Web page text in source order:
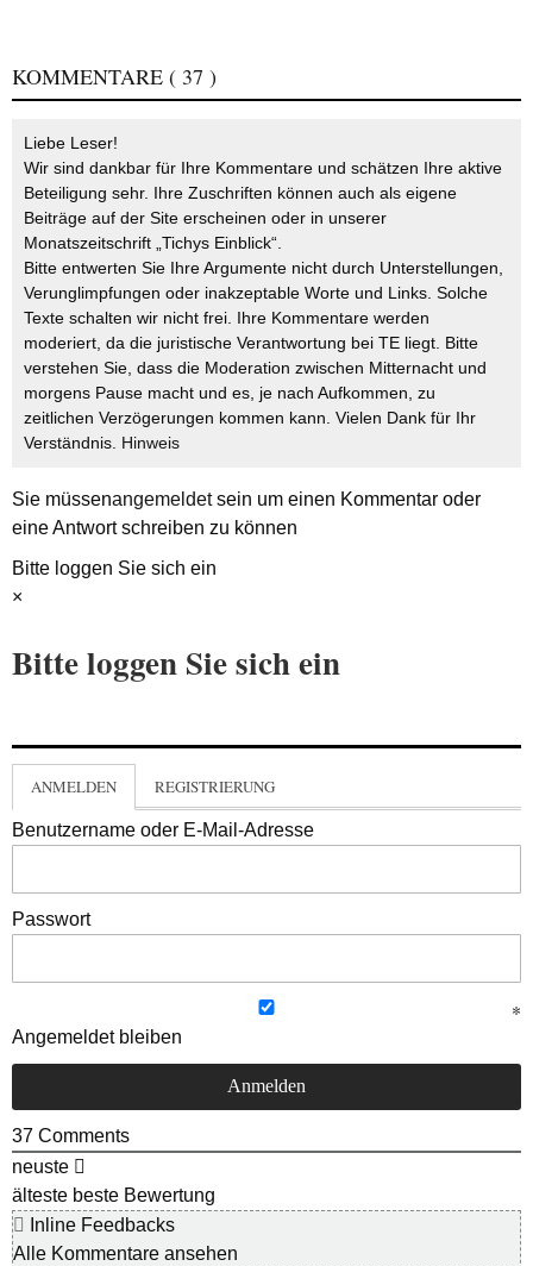
KOMMENTARE ( 37 )
Liebe Leser!
Wir sind dankbar für Ihre Kommentare und schätzen Ihre aktive
Beteiligung sehr. Ihre Zuschriften können auch als eigene
Beiträge auf der Site erscheinen oder in unserer
Monatszeitschrift „Tichys Einblick“.
Bitte entwerten Sie Ihre Argumente nicht durch Unterstellungen,
Verunglimpfungen oder inakzeptable Worte und Links. Solche
Texte schalten wir nicht frei. Ihre Kommentare werden
moderiert, da die juristische Verantwortung bei TE liegt. Bitte
verstehen Sie, dass die Moderation zwischen Mitternacht und
morgens Pause macht und es, je nach Aufkommen, zu
zeitlichen Verzögerungen kommen kann. Vielen Dank für Ihr
Verständnis. Hinweis
Sie müssenangemeldetsein um einen Kommentar oder
eine Antwort schreiben zu können
Bitte loggen Sie sich ein
×
Bitte loggen Sie sich ein
ANMELDEN REGISTRIERUNG
Benutzername oder E-Mail-Adresse
Passwort
Angemeldet bleiben
37 Comments
neuste
älteste beste Bewertung
Inline Feedbacks
Alle Kommentare ansehen